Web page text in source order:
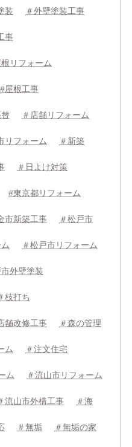
装 ＃外壁塗装工事
事
リフォーム
#屋根工事
＃店舗リフォーム
リフォーム ＃新築
＃日よけ対策
#東京都リフォーム
市新築工事 ＃松戸市
＃松戸市リフォーム
外壁塗装
枝打ち
舗改修工事 ＃森の管理
ム ＃注文住宅
ム ＃流山市リフォーム
流山市外構工事 ＃海
＃無垢 ＃無垢の家